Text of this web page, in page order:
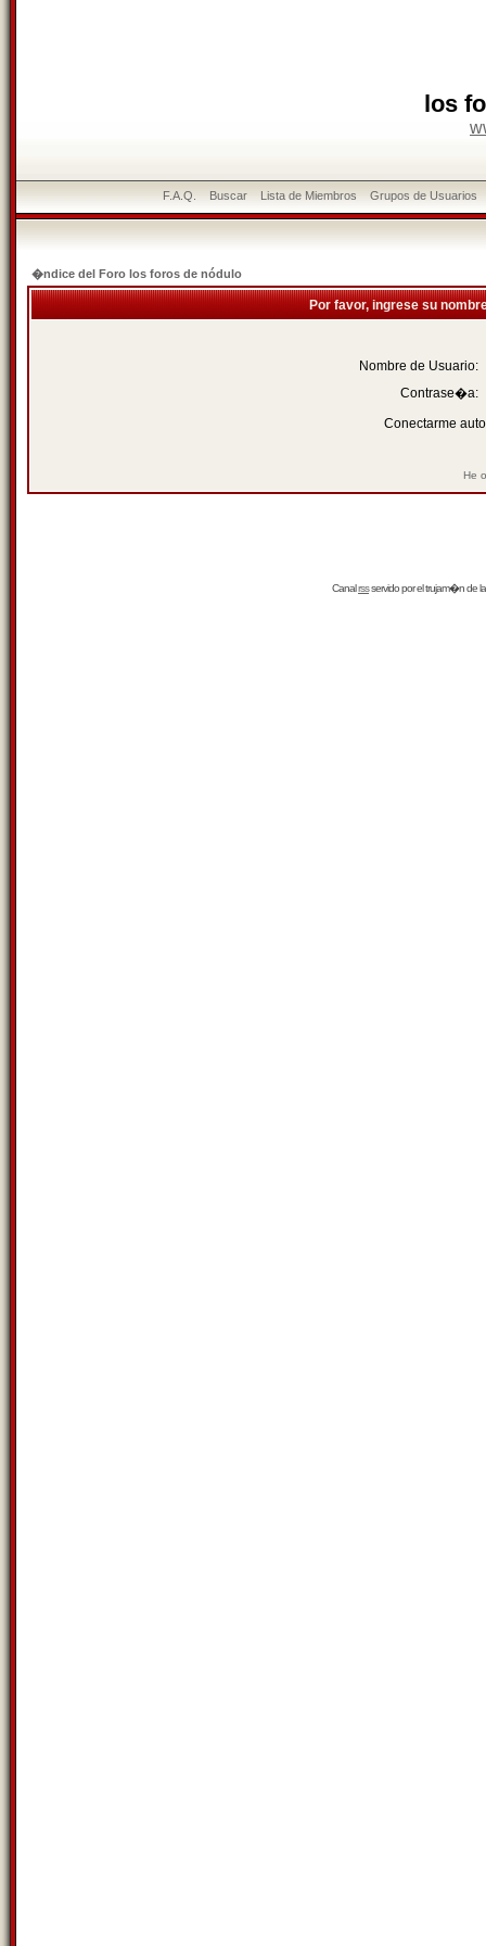
los
F.A.Q. Buscar Lista de Miembros Grupos de Usuarios
�ndice del Foro los foros de nódulo
Por favor, ingrese su
Nombre de Usuario:
Contrase�a:
Conectarme
He
Canalrssservido por eltrujam�nde